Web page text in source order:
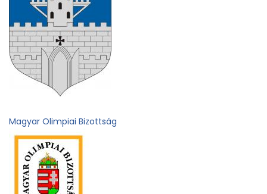
Magyar Olimpiai Bizottság